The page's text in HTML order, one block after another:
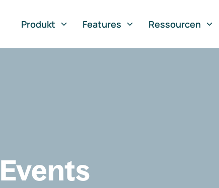
Produkt
Features Ressourcen